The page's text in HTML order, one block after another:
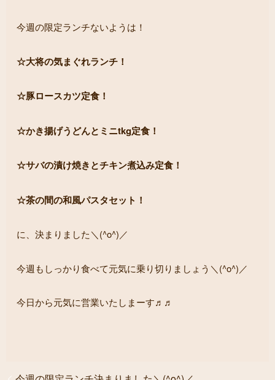
今週の限定ランチないようは！
☆大将の気まぐれランチ！
☆豚ロースカツ定食！
☆かき揚げうどんとミニtkg定食！
☆サバの漬け焼きとチキン煮込み定食！
☆茶の間の和風パスタセット！
に、決まりました＼(^o^)／
今週もしっかり食べて元気に乗り切りましょう＼(^o^)／
今日から元気に営業いたしまーす♬♬